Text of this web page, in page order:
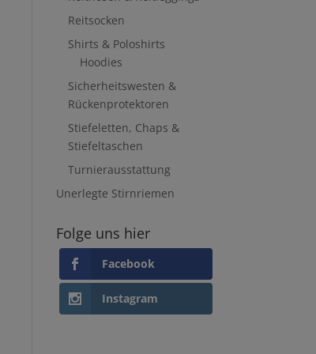
Reitsocken
Shirts & Poloshirts
Hoodies
Sicherheitswesten &
Rückenprotektoren
Stiefeletten, Chaps &
Stiefeltaschen
Turnierausstattung
Unerlegte Stirnriemen
Folge uns hier
Facebook
Instagram